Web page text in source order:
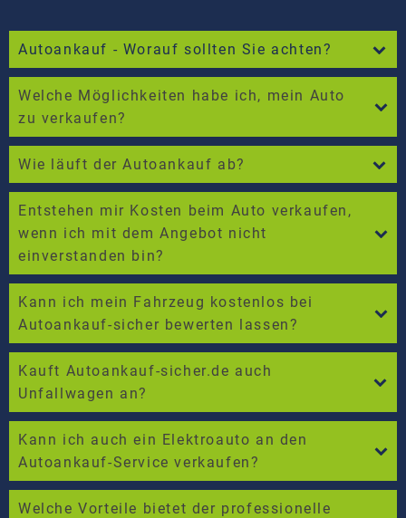
Autoankauf - Worauf sollten Sie achten?
Welche Möglichkeiten habe ich, mein Auto
zu verkaufen?
Wie läuft der Autoankauf ab?
Entstehen mir Kosten beim Auto verkaufen,
wenn ich mit dem Angebot nicht
einverstanden bin?
Kann ich mein Fahrzeug kostenlos bei
Autoankauf-sicher bewerten lassen?
Kauft Autoankauf-sicher.de auch
Unfallwagen an?
Kann ich auch ein Elektroauto an den
Autoankauf-Service verkaufen?
Welche Vorteile bietet der professionelle